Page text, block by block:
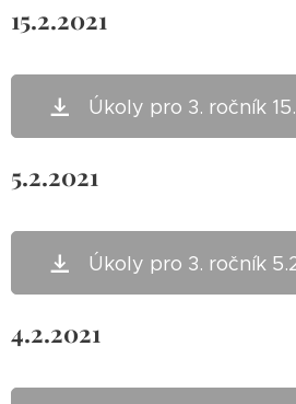
15.2.2021
Úkoly pro 3. ročník
5.2.2021
Úkoly pro 3. ročník
4.2.2021